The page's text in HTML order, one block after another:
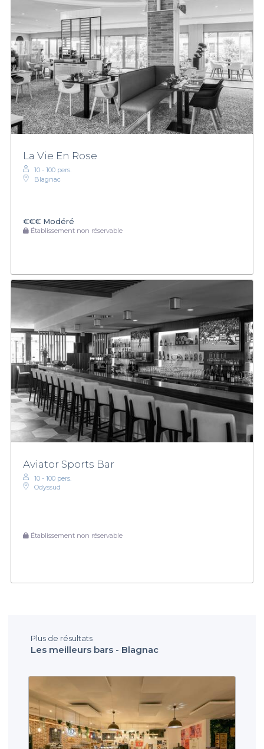
La Vie En Rose
10 - 100 pers.
Blagnac
€€€ Modéré
Établissement non réservable
Aviator Sports Bar
10 - 100 pers.
Odyssud
Établissement non réservable
Plus de résultats
Les meilleurs bars - Blagnac